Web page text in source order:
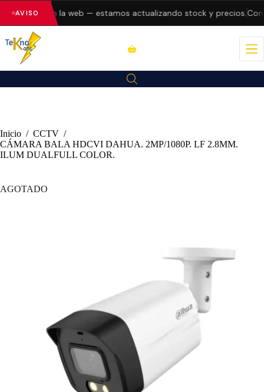
AVISO
errores en la web — estamos actualizando stock y precios.
Inicio / CCTV /
CÁMARA BALA HDCVI DAHUA. 2MP/1080P. LF 2.8MM.
ILUM DUALFULL COLOR.
AGOTADO